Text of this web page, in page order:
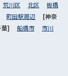
荒川区 北区
板橋
町田駅周辺
[神奈
葉] 船橋市
市川